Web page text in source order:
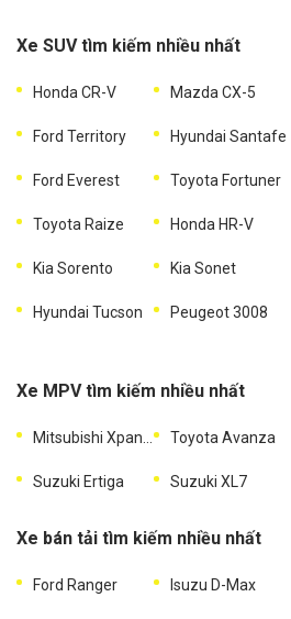
Xe SUV tìm kiếm nhiều nhất
Honda CR-V Mazda CX-5
Ford Territory Hyundai Santafe
Ford Everest Toyota Fortuner
Toyota Raize Honda HR-V
Kia Sorento Kia Sonet
Hyundai Tucson Peugeot 3008
Xe MPV tìm kiếm nhiều nhất
Mitsubishi Xpander Toyota Avanza
Suzuki Ertiga Suzuki XL7
Xe bán tải tìm kiếm nhiều nhất
Ford Ranger Isuzu D-Max